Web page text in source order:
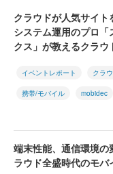
クラウドが人気サイト
システム運用のプロ
クス」が教えるクラウ
イベントレポート クラ
携帯/モバイル mobidec
端末性能、通信環境の
ラウド全盛時代のモバ